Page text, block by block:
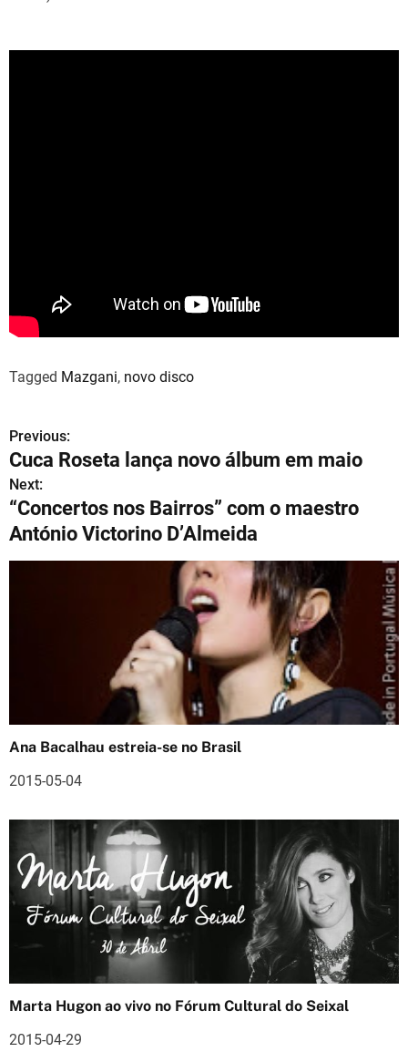
Tagged Mazgani, novo disco
N
a
v
e
o
d
e
a
t
o
s
Previous:
Cuca Roseta lança novo álbum em maio
Next:
“Concertos nos Bairros” com o maestro
António Victorino D’Almeida
Ana Bacalhau estreia-se no Brasil
2015-05-04
Marta Hugon ao vivo no Fórum Cultural do Seixal
2015-04-29